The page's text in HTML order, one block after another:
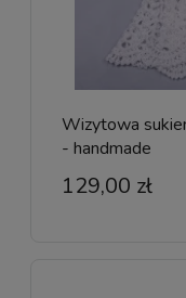
Wizytowa
- handmade
129,00 zł